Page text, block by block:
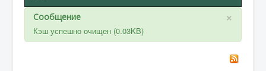
×
Сообщение
Кэш успешно очищен (0.03KB)